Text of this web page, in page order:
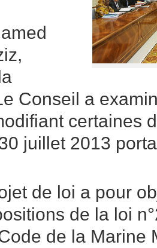
Conseil a
certaines
juillet 2013
de loi a pour
de la loi
de la Marine